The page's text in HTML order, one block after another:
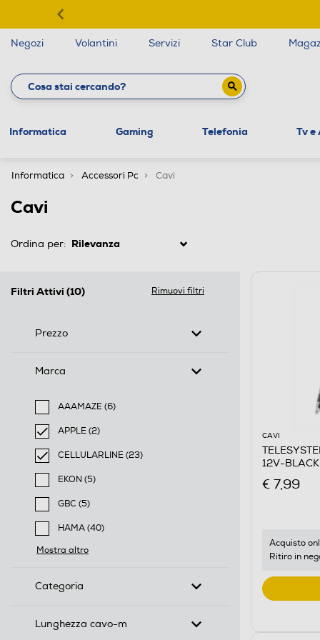
Negozi Volantini Servizi Star Club
Informatica Gaming Telefonia Tv e
Informatica Accessori Pc Cavi
Cavi
Ordina per:
Filtri Attivi (10) Rimuovi filtri
Prezzo
Marca
AAAMAZE (6)
Filtra per Marca: AAAMAZE
APPLE (2)
selected Filtro applicato per Marca: APPLE
CELLULARLINE (23)
selected Filtro applicato per Marca: CELLULARLINE
EKON (5)
Filtra per Marca: EKON
GBC (5)
Filtra per Marca: GBC
HAMA (40)
Filtra per Marca: HAMA
Mostra altro
Categoria
Lunghezza cavo-m
CAVI
12V-BLACK
€ 7,99
Acquisto
Ritiro in